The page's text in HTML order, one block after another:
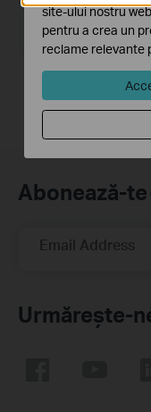
Sistem de
For NC series
Abonează-te
Email Address
Urmărește-
site-ului nostru
pentru a crea un
reclame relevante